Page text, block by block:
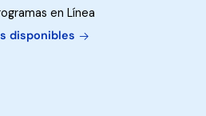
en Línea
disponibles